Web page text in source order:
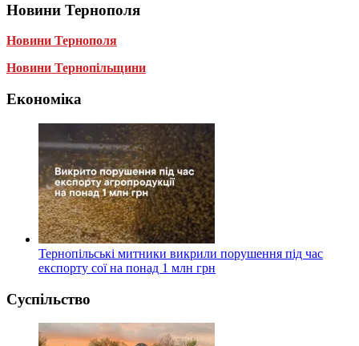
Новини Тернополя
Новини Тернополя
Новини Тернопільщини
Економіка
Тернопільські митники викрили порушення під час
експорту сої на понад 1 млн грн
Суспільство